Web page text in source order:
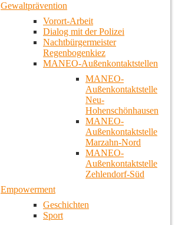
Gewaltprävention
Vorort-Arbeit
Dialog mit der Polizei
Nachtbürgermeister
Regenbogenkiez
MANEO-Außenkontaktstellen
MANEO-
Außenkontaktstelle
Neu-
Hohenschönhausen
MANEO-
Außenkontaktstelle
Marzahn-Nord
MANEO-
Außenkontaktstelle
Zehlendorf-Süd
Empowerment
Geschichten
Sport